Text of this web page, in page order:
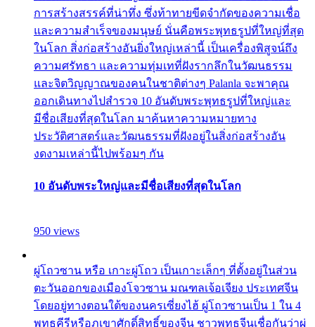
การสร้างสรรค์ที่น่าทึ่ง ซึ่งท้าทายขีดจำกัดของความเชื่อ
และความสำเร็จของมนุษย์ นั่นคือพระพุทธรูปที่ใหญ่ที่สุด
ในโลก สิ่งก่อสร้างอันยิ่งใหญ่เหล่านี้ เป็นเครื่องพิสูจน์ถึง
ความศรัทธา และความทุ่มเทที่ฝังรากลึกในวัฒนธรรม
และจิตวิญญาณของคนในชาติต่างๆ Palanla จะพาคุณ
ออกเดินทางไปสำรวจ 10 อันดับพระพุทธรูปที่ใหญ่และ
มีชื่อเสียงที่สุดในโลก มาค้นหาความหมายทาง
ประวัติศาสตร์และวัฒนธรรมที่ฝังอยู่ในสิ่งก่อสร้างอัน
งดงามเหล่านี้ไปพร้อมๆ กัน
10 อันดับพระใหญ่และมีชื่อเสียงที่สุดในโลก
950 views
ผู่โถวซาน หรือ เกาะผู่โถว เป็นเกาะเล็กๆ ที่ตั้งอยู่ในส่วน
ตะวันออกของเมืองโจวซาน มณฑลเจ้อเจียง ประเทศจีน
โดยอยู่ทางตอนใต้ของนครเซี่ยงไฮ้ ผู่โถวซานเป็น 1 ใน 4
พุทธคีรีหรือภูเขาศักดิ์สิทธิ์ของจีน ชาวพุทธจีนเชื่อกันว่าผู่